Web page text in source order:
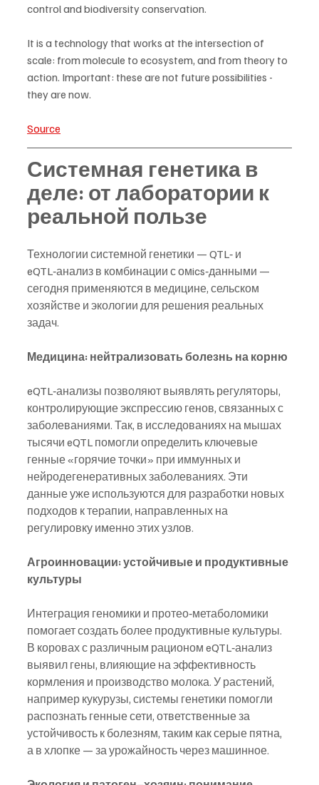
control and biodiversity conservation.
It is a technology that works at the intersection of
scale: from molecule to ecosystem, and from theory to
action. Important: these are not future possibilities -
they are now.
Source
Системная генетика в
деле: от лаборатории к
реальной пользе
Технологии системной генетики — QTL‑ и
eQTL‑анализ в комбинации с омics‑данными —
сегодня применяются в медицине, сельском
хозяйстве и экологии для решения реальных
задач.
Медицина: нейтрализовать болезнь на корню
eQTL‑анализы позволяют выявлять регуляторы,
контролирующие экспрессию генов, связанных с
заболеваниями. Так, в исследованиях на мышах
тысячи eQTL помогли определить ключевые
генные «горячие точки» при иммунных и
нейродегенеративных заболеваниях. Эти
данные уже используются для разработки новых
подходов к терапии, направленных на
регулировку именно этих узлов.
Агроинновации: устойчивые и продуктивные
культуры
Интеграция геномики и протео‑метаболомики
помогает создать более продуктивные культуры.
В коровах с различным рационом eQTL‑анализ
выявил гены, влияющие на эффективность
кормления и производство молока. У растений,
например кукурузы, системы генетики помогли
распознать генные сети, ответственные за
устойчивость к болезням, таким как серые пятна,
а в хлопке — за урожайность через машинное.